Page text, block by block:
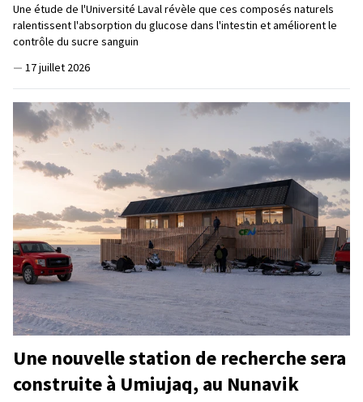
Une étude de l'Université Laval révèle que ces composés naturels
ralentissent l'absorption du glucose dans l'intestin et améliorent le
contrôle du sucre sanguin
— 17 juillet 2026
Une nouvelle station de recherche sera
construite à Umiujaq, au Nunavik